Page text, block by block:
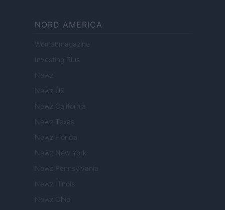
NORD AMERICA
Womanmagazine
Investing Plus
Newz
Newz US
Newz California
Newz Texas
Newz Florida
Newz New York
Newz Pennsylvania
Newz Illinois
Newz Ohio